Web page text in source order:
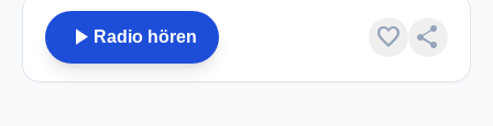
play_arrow Radio hören favorite share